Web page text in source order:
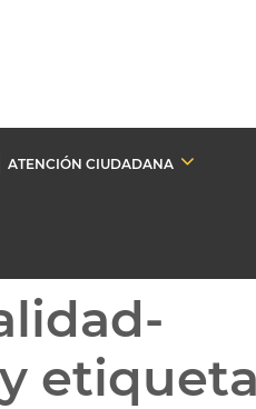
ATENCIÓN CIUDADANA
y etiqueta